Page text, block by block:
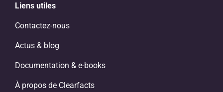
Liens utiles
Contactez-nous
Actus & blog
Documentation & e-books
À propos de Clearfacts